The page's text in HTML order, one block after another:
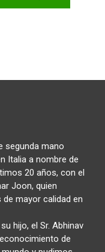
segunda mano
Italia a nombre de
20 años, con el
Joon, quien
mayor calidad en
hijo, el Sr. Abhinav
de